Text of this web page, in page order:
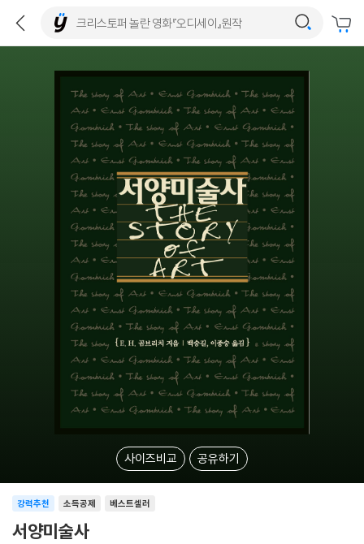
사이즈비교 공유하기
소득공제 베스트셀러
강력추천
서양미술사